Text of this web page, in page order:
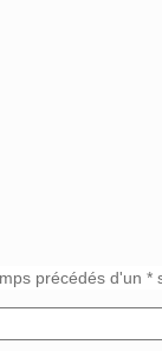
précédés d'un *